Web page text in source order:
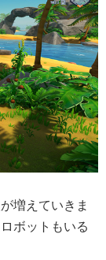
増えていきま
ボットもいる